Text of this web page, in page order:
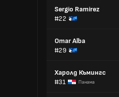
Sergio Ramirez
#22
Omar Alba
#29
Харолд Къмингс
#31
Панама